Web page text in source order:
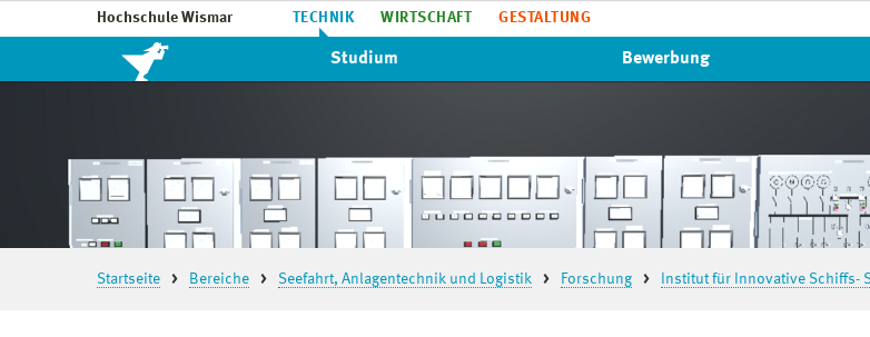
Hochschule Wismar TECHNIK WIRTSCHAFT GESTALTUNG
Studium Bewerbung
Startseite Bereiche Seefahrt, Anlagentechnik und Logistik Forschung Institut für Innovative Schiffs-